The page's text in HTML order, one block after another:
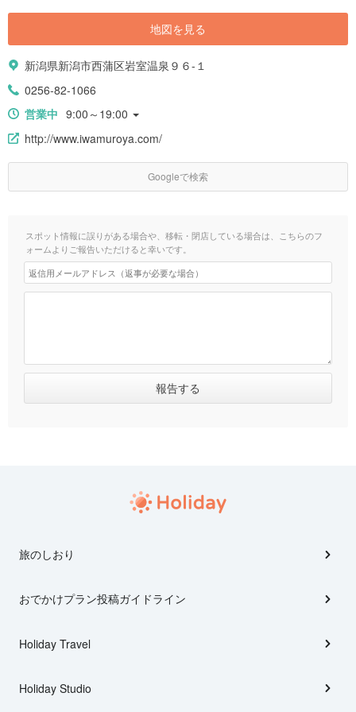
地図を見る
新潟県新潟市西蒲区岩室温泉９６-１
0256-82-1066
営業中 9:00～19:00
http://www.iwamuroya.com/
Googleで検索
スポット情報に誤りがある場合や、移転・閉店している場合は、こちらのフ
ォームよりご報告いただけると幸いです。
旅のしおり
おでかけプラン投稿ガイドライン
Holiday Travel
Holiday Studio